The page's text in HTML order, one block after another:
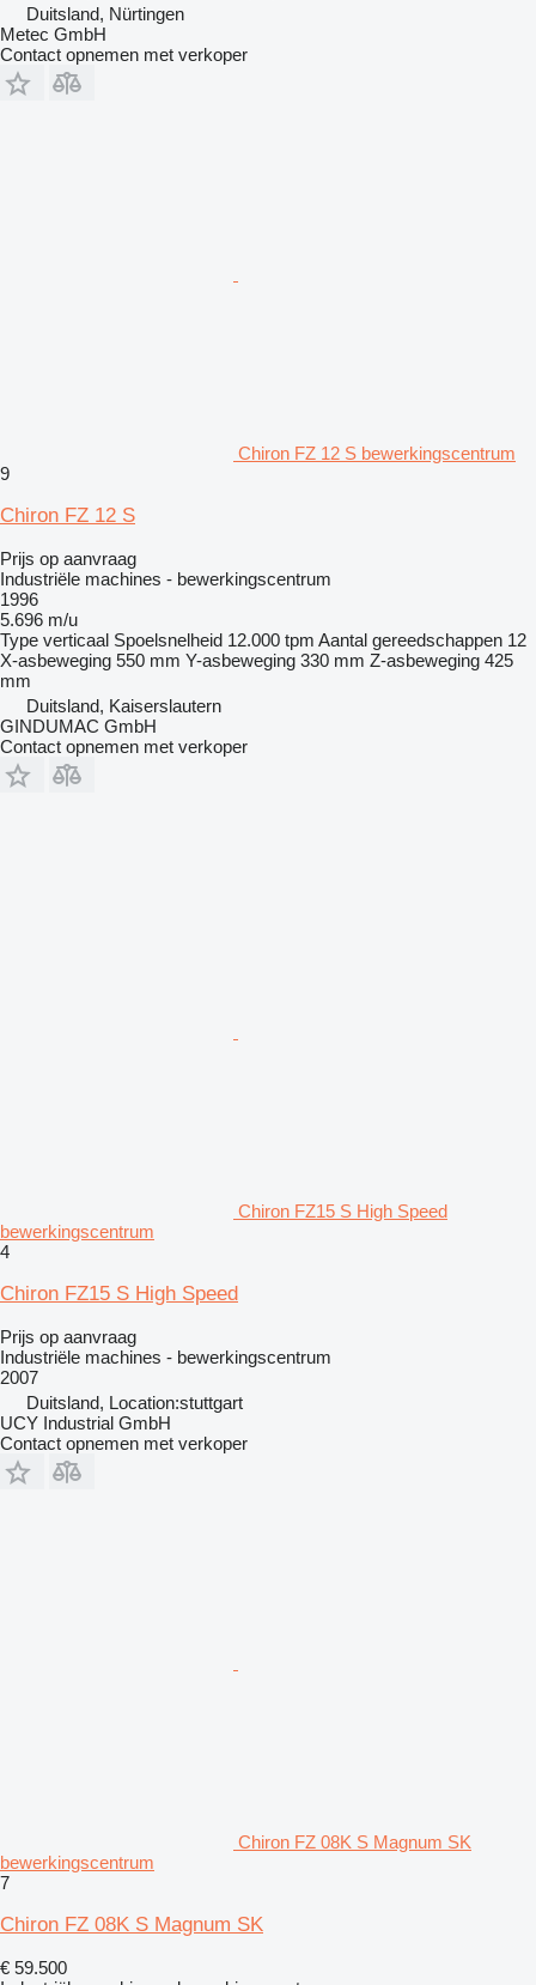
Duitsland, Nürtingen
Metec GmbH
Contact opnemen met verkoper
Chiron FZ 12 S bewerkingscentrum
9
Chiron FZ 12 S
Prijs op aanvraag
Industriële machines - bewerkingscentrum
1996
5.696 m/u
Type verticaal Spoelsnelheid 12.000 tpm Aantal gereedschappen 12
X-asbeweging 550 mm Y-asbeweging 330 mm Z-asbeweging 425
mm
Duitsland, Kaiserslautern
GINDUMAC GmbH
Contact opnemen met verkoper
Chiron FZ15 S High Speed
bewerkingscentrum
4
Chiron FZ15 S High Speed
Prijs op aanvraag
Industriële machines - bewerkingscentrum
2007
Duitsland, Location:stuttgart
UCY Industrial GmbH
Contact opnemen met verkoper
Chiron FZ 08K S Magnum SK
bewerkingscentrum
7
Chiron FZ 08K S Magnum SK
€ 59.500